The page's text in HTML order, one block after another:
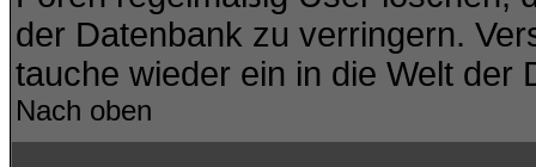
der Datenbank zu verringern.
tauche wieder ein in die Welt der
Nach oben